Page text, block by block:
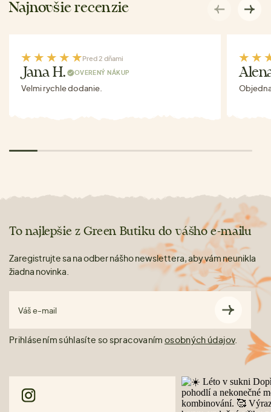
Najnovšie recenzie
Pred 2 dňami
Jana H. OVERENÝ NÁKUP
Velmi rychle dodanie.
To najlepšie z Green Butiku do vášho e-mailu
Zaregistrujte sa na odber nášho newslettera, aby vám neunikla
žiadna novinka.
Váš e-mail
Prihlásením súhlasíte so spracovaním osobných údajov.